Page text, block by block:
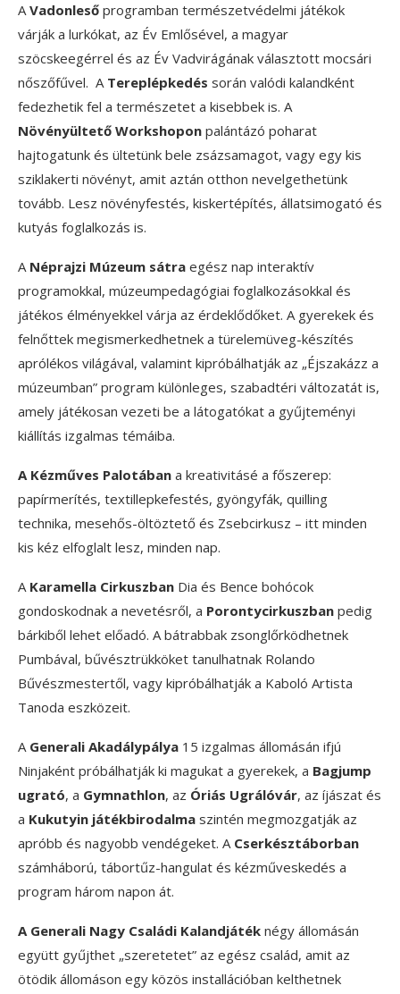
AVadonleső programban természetvédelmi játékok
várják a lurkókat, az Év Emlősével, a magyar
szöcskeegérrel és az Év Vadvirágának választott mocsári
nőszőfűvel. A Tereplépkedés során valódi kalandként
fedezhetik fel a természetet a kisebbek is. A
Növényültető Workshopon palántázó poharat
hajtogatunk és ültetünk bele zsázsamagot, vagy egy kis
sziklakerti növényt, amit aztán otthon nevelgethetünk
tovább. Lesz növényfestés, kiskertépítés, állatsimogató és
kutyás foglalkozás is.
A Néprajzi Múzeum sátra egész nap interaktív
programokkal, múzeumpedagógiai foglalkozásokkal és
játékos élményekkel várja az érdeklődőket. A gyerekek és
felnőttek megismerkedhetnek a türelemüveg-készítés
aprólékos világával, valamint kipróbálhatják az „Éjszakázz a
múzeumban” program különleges, szabadtéri változatát is,
amely játékosan vezeti be a látogatókat a gyűjteményi
kiállítás izgalmas témáiba.
A Kézműves Palotában a kreativitásé a főszerep:
papírmerítés, textillepkefestés, gyöngyfák, quilling
technika, mesehős-öltöztető és Zsebcirkusz – itt minden
kis kéz elfoglalt lesz, minden nap.
A Karamella Cirkuszban Dia és Bence bohócok
gondoskodnak a nevetésről, a Porontycirkuszban pedig
bárkiből lehet előadó. A bátrabbak zsonglőrködhetnek
Pumbával, bűvésztrükköket tanulhatnak Rolando
Bűvészmestertől, vagy kipróbálhatják a Kaboló Artista
Tanoda eszközeit.
A Generali Akadálypálya 15 izgalmas állomásán ifjú
Ninjaként próbálhatják ki magukat a gyerekek, a Bagjump
ugrató, a Gymnathlon, az Óriás Ugrálóvár, az íjászat és
a Kukutyin játékbirodalma szintén megmozgatják az
apróbb és nagyobb vendégeket. A Cserkésztáborban
számháború, tábortűz-hangulat és kézműveskedés a
program három napon át.
A Generali Nagy Családi Kalandjáték négy állomásán
együtt gyűjthet „szeretetet” az egész család, amit az
ötödik állomáson egy közös installációban kelthetnek